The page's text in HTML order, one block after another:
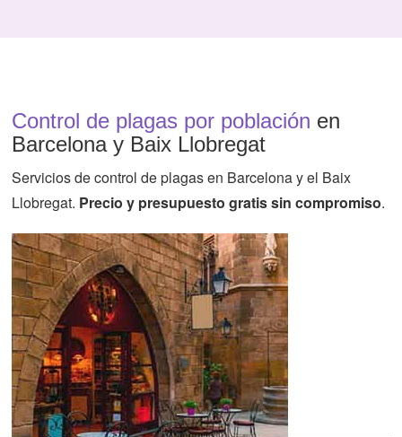
Control de plagas por población en
Barcelona y Baix Llobregat
Servicios de control de plagas en Barcelona y el Baix
Llobregat. Precio y presupuesto gratis sin compromiso.